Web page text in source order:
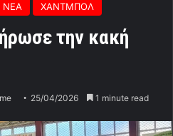
ΝΕΑ ΧΑΝΤΜΠΟΛ
την κακή
25/04/2026 1 minute read